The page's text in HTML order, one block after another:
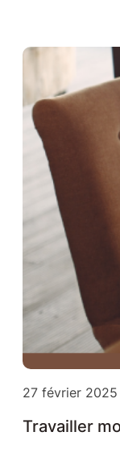
27 février 2025
Travailler